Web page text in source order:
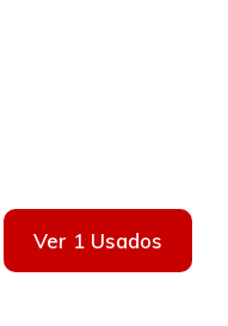
Ver 1 Usados